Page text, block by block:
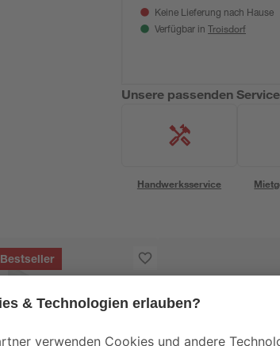
Keine Lieferung nach Hause
Verfügbar in Troisdorf
Unsere passenden
Handwerksservice
Bestseller